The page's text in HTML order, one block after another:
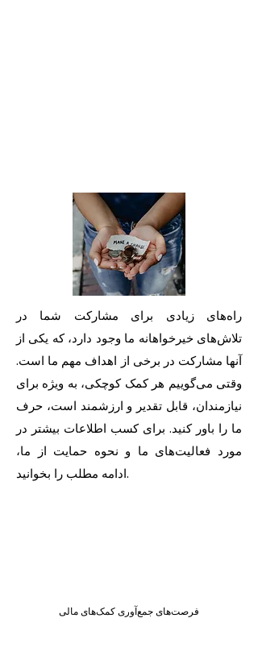
راه‌های زیادی برای مشارکت شما در
تلاش‌های خیرخواهانه ما وجود دارد، که یکی از
آنها مشارکت در برخی از اهداف مهم ما است.
وقتی می‌گوییم هر کمک کوچکی، به ویژه برای
نیازمندان، قابل تقدیر و ارزشمند است، حرف
ما را باور کنید. برای کسب اطلاعات بیشتر در
مورد فعالیت‌های ما و نحوه حمایت از ما،
ادامه مطلب را بخوانید.
فرصت‌های جمع‌آوری کمک‌های مالی